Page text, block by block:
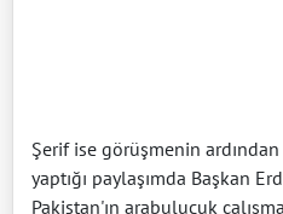
Şerif ise görüşmenin
yaptığı paylaşımda Başkan
Pakistan'ın arabulucuk